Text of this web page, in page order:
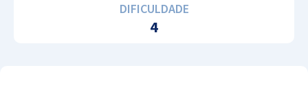
DIFICULDADE
4